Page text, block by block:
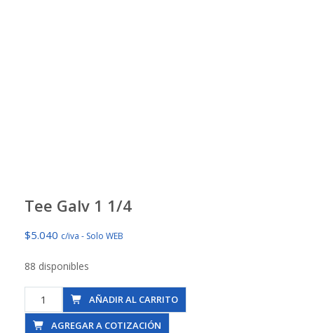
Tee Galv 1 1/4
$5.040 c/iva - Solo WEB
88 disponibles
Tee
Galv
AÑADIR AL CARRITO
AGREGAR A COTIZACIÓN